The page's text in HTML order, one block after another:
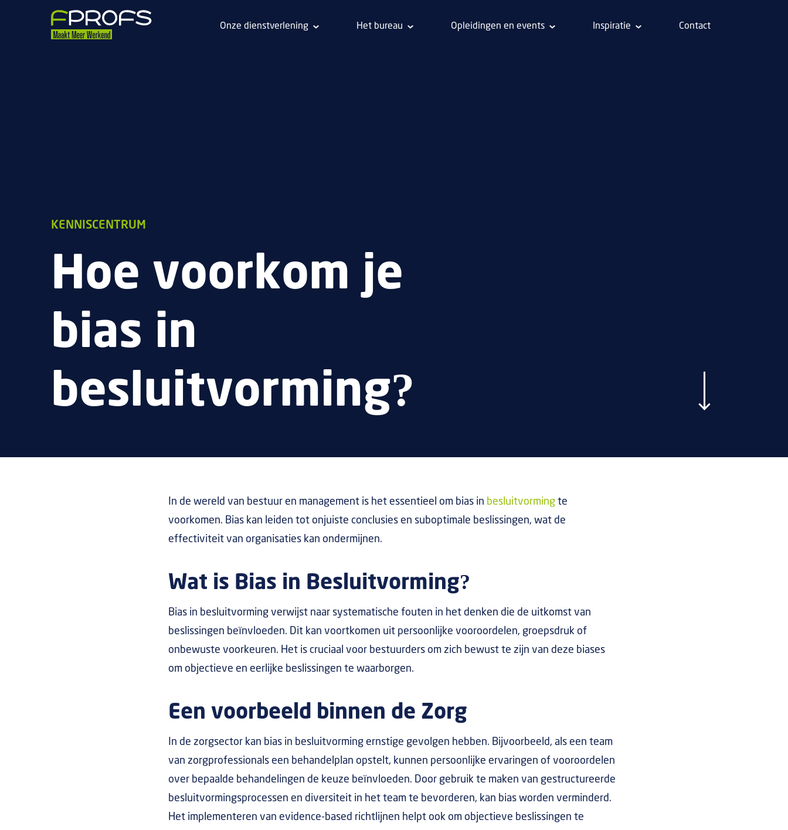
Onze dienstverlening Het bureau Opleidingen en events Inspiratie Contact
KENNISCENTRUM
Hoe voorkom je
bias in
besluitvorming?
In de wereld van bestuur en management is het essentieel om bias in besluitvorming te
voorkomen. Bias kan leiden tot onjuiste conclusies en suboptimale beslissingen, wat de
effectiviteit van organisaties kan ondermijnen.
Wat is Bias in Besluitvorming?
Bias in besluitvorming verwijst naar systematische fouten in het denken die de uitkomst van
beslissingen beïnvloeden. Dit kan voortkomen uit persoonlijke vooroordelen, groepsdruk of
onbewuste voorkeuren. Het is cruciaal voor bestuurders om zich bewust te zijn van deze biases
om objectieve en eerlijke beslissingen te waarborgen.
Een voorbeeld binnen de Zorg
In de zorgsector kan bias in besluitvorming ernstige gevolgen hebben. Bijvoorbeeld, als een team
van zorgprofessionals een behandelplan opstelt, kunnen persoonlijke ervaringen of vooroordelen
over bepaalde behandelingen de keuze beïnvloeden. Door gebruik te maken van gestructureerde
besluitvormingsprocessen en diversiteit in het team te bevorderen, kan bias worden verminderd.
Het implementeren van evidence-based richtlijnen helpt ook om objectieve beslissingen te